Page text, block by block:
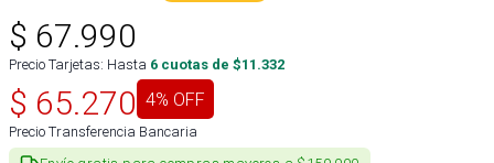
$ 67.990
Precio Tarjetas: Hasta 6 cuotas de $11.332
$ 65.270 4% OFF
Precio Transferencia Bancaria